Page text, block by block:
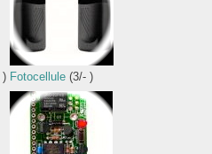
) Fotocellule (3/- )